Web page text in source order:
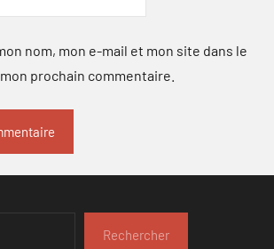
nom, mon e-mail et mon site dans le
prochain commentaire.
Rechercher